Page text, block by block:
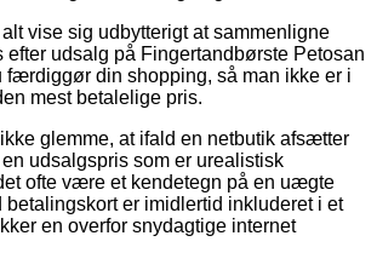
vise sig udbytterigt at sammenligne
efter udsalg på Fingertandbørste Petosan
færdiggør din shopping, så man ikke er i
mest betalelige pris.
glemme, at ifald en netbutik afsætter
udsalgspris som er urealistisk
ofte være et kendetegn på en uægte
betalingskort er imidlertid inkluderet i et
en overfor snydagtige internet